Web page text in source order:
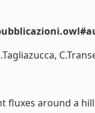
fluxes around a